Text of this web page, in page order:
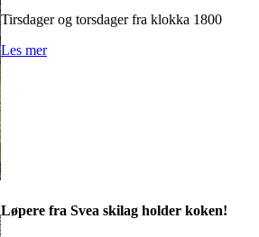
Tirsdager og torsdager fra klokka 1800
Les mer
Løpere fra Svea skilag holder koken!